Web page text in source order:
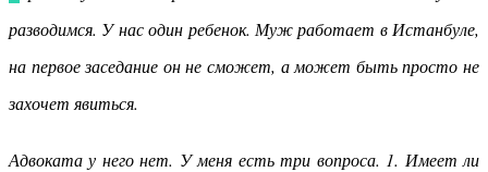
разводимся. У нас один ребенок. Муж работает в Истанбуле,
на первое заседание он не сможет, а может быть просто не
захочет явиться.
Адвоката у него нет. У меня есть три вопроса. 1. Имеет ли